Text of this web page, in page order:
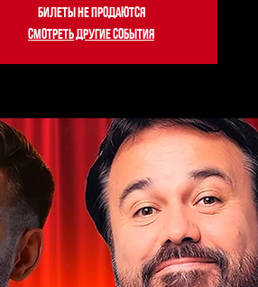
Билеты не продаются
Смотреть другие события